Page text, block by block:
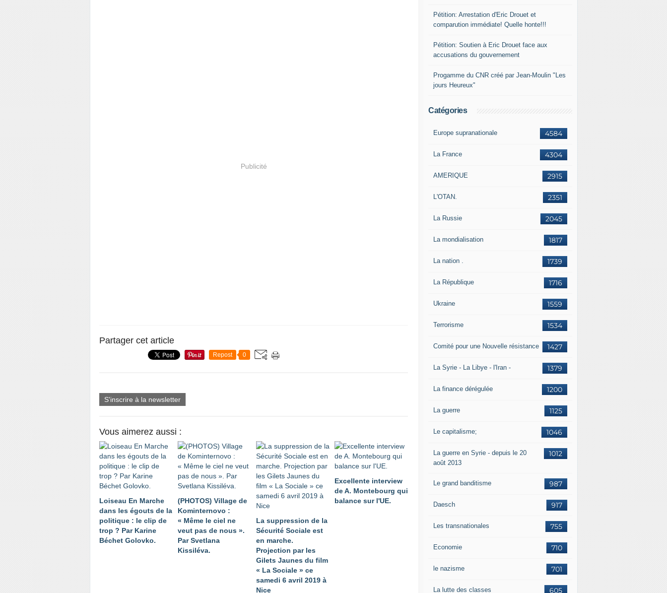
Publicité
Partager cet article
Repost 0
S'inscrire à la newsletter
Vous aimerez aussi :
Loiseau En Marche
dans les égouts de la
politique : le clip de
trop ? Par Karine
Béchet Golovko.
(PHOTOS) Village de
Kominternovo :
« Même le ciel ne
veut pas de nous ».
Par Svetlana
Kissiléva.
La suppression de la
Sécurité Sociale est
en marche.
Projection par les
Gilets Jaunes du film
« La Sociale » ce
samedi 6 avril 2019 à
Nice
Excellente interview
de A. Montebourg qui
balance sur l'UE.
Pétition: Arrestation d'Eric Drouet et
comparution immédiate! Quelle honte!!!
Pétition: Soutien à Eric Drouet face aux
accusations du gouvernement
Progamme du CNR créé par Jean-Moulin "Les
jours Heureux"
Catégories
4584
Europe supranationale
4304
La France
2915
AMERIQUE
2351
L'OTAN.
2045
La Russie
1817
La mondialisation
1739
La nation .
1716
La République
1559
Ukraine
1534
Terrorisme
1427
Comité pour une Nouvelle résistance
1379
La Syrie - La Libye - l'Iran -
1200
La finance dérégulée
1125
La guerre
1046
Le capitalisme;
1012
La guerre en Syrie - depuis le 20
août 2013
987
Le grand banditisme
917
Daesch
755
Les transnationales
710
Economie
701
le nazisme
605
La lutte des classes